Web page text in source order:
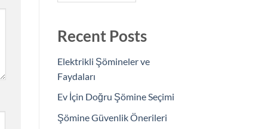
Recent Posts
Elektrikli Şömineler ve
Faydaları
Ev İçin Doğru Şömine Seçimi
Şömine Güvenlik Önerileri